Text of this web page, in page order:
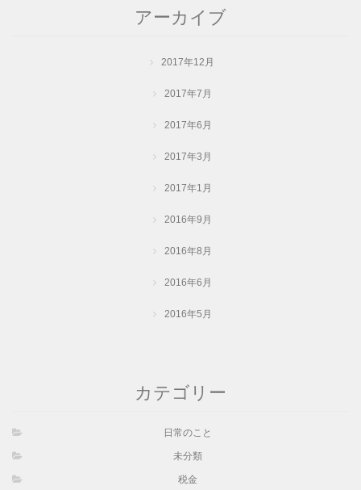
アーカイブ
2017年12月
2017年7月
2017年6月
2017年3月
2017年1月
2016年9月
2016年8月
2016年6月
2016年5月
カテゴリー
日常のこと
未分類
税金